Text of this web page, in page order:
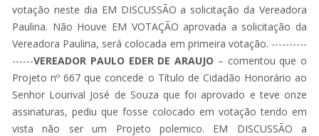
votação neste dia EM DISCUSSÃO a solicitação da Vereadora
Paulina. Não Houve EM VOTAÇÃO aprovada a solicitação da
Vereadora Paulina, será colocada em primeira votação. ----------
------VEREADOR PAULO EDER DE ARAUJO – comentou que o
Projeto nº 667 que concede o Título de Cidadão Honorário ao
Senhor Lourival José de Souza que foi aprovado e teve onze
assinaturas, pediu que fosse colocado em votação tendo em
vista não ser um Projeto polemico. EM DISCUSSÃO a